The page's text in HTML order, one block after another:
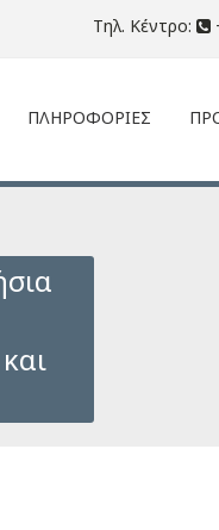
Τηλ. Κέντρο:
ΠΛΗΡΟΦΟΡΙΕΣ